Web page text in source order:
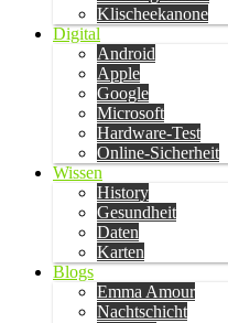
Klischeekanone
Digital
Android
Apple
Google
Microsoft
Hardware-Test
Online-Sicherheit
Wissen
History
Gesundheit
Daten
Karten
Blogs
Emma Amour
Nachtschicht